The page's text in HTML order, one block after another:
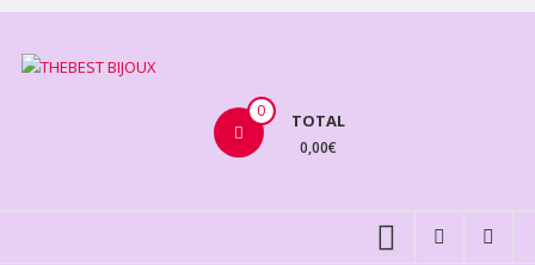
Aller
contenu
BIJOUX
0 TOTAL
0,00€